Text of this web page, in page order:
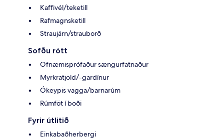
Kaffivél/teketill
Rafmagnsketill
Straujárn/strauborð
Sofðu rótt
Ofnæmisprófaður sængurfatnaður
Myrkratjöld/-gardínur
Ókeypis vagga/barnarúm
Rúmföt í boði
Fyrir útlitið
Einkabaðherbergi